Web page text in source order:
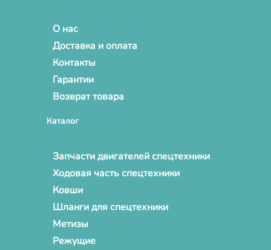
О нас
Доставка и оплата
Контакты
Гарантии
Возврат товара
Каталог
Запчасти двигателей спецтехники
Ходовая часть спецтехники
Ковши
Шланги для спецтехники
Метизы
Режущие